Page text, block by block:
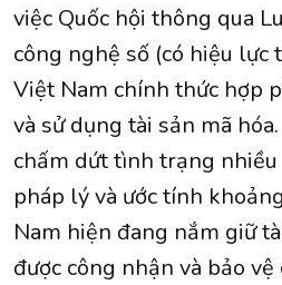
việc Quốc hội thông qua
công nghệ số (có hiệu lực
Việt Nam chính thức hợp
và sử dụng tài sản mã
chấm dứt tình trạng
pháp lý và ước tính
Nam hiện đang nắm giữ
được công nhận và bảo